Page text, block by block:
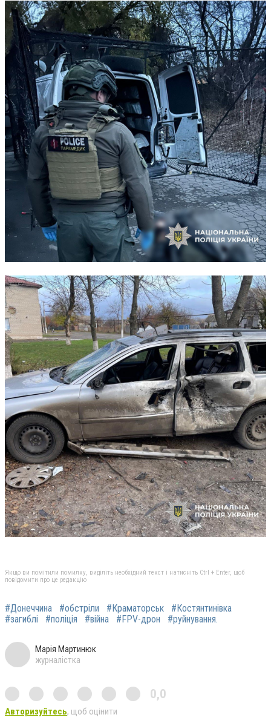
Якщо ви помітили помилку, виділіть необхідний текст і натисніть Ctrl + Enter, щоб
повідомити про це редакцію
#Донеччина #обстріли #Краматорськ
#Костянтинівка
#загиблі
#поліція #війна #FPV-дрон #руйнування.
Марія Мартинюк
журналістка
0,0
Авторизуйтесь, щоб оцінити